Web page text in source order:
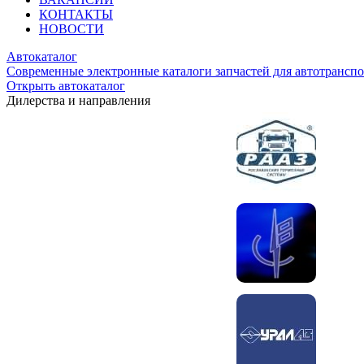
КОНТАКТЫ
НОВОСТИ
Автокаталог
Современные электронные каталоги запчастей для
Открыть автокаталог
Дилерства и направления